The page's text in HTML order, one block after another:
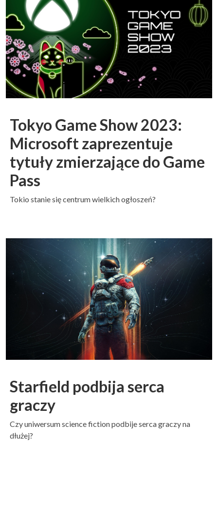
Tokyo Game Show 2023:
Microsoft zaprezentuje
tytuły zmierzające do Game
Pass
Tokio stanie się centrum wielkich ogłoszeń?
Starfield podbija serca
graczy
Czy uniwersum science fiction podbije serca graczy na
dłużej?